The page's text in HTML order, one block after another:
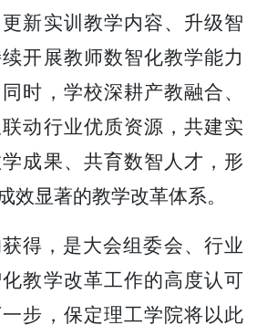
新实训教学内容、升级智
开展教师数智化教学能力
时，学校深耕产教融合、
动行业优质资源，共建实
成果、共育数智人才，形
效显著的教学改革体系。
得，是大会组委会、行业
教学改革工作的高度认可
步，保定理工学院将以此